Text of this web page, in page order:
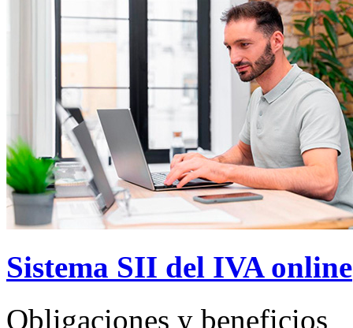
Sistema SII del IVA online
Obligaciones y beneficios